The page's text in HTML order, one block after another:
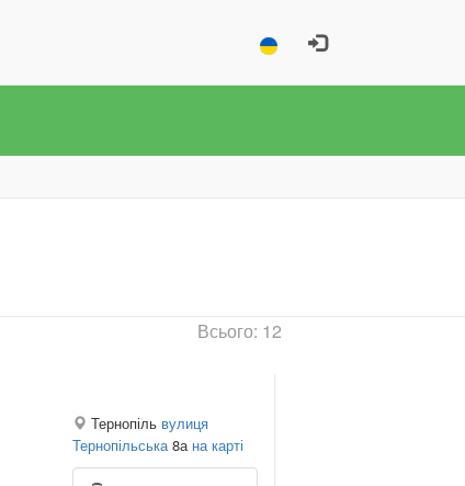
Всього: 12
Тернопіль вулиця
Тернопільська8а на карті